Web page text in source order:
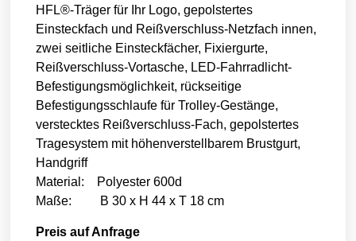
HFL®-Träger für Ihr Logo, gepolstertes
Einsteckfach und Reißverschluss-Netzfach innen,
zwei seitliche Einsteckfächer, Fixiergurte,
Reißverschluss-Vortasche, LED-Fahrradlicht-
Befestigungsmöglichkeit, rückseitige
Befestigungsschlaufe für Trolley-Gestänge,
verstecktes Reißverschluss-Fach, gepolstertes
Tragesystem mit höhenverstellbarem Brustgurt,
Handgriff
Material: Polyester 600d
Maße: B 30 x H 44 x T 18 cm
Preis auf Anfrage